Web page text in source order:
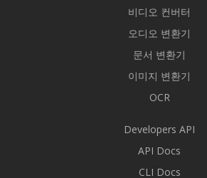
비디오 컨버터
오디오 변환기
문서 변환기
이미지 변환기
OCR
Developers API
API Docs
CLI Docs